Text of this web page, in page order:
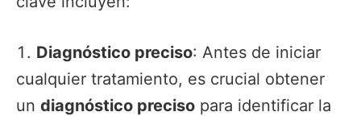
Diagnóstico preciso: Antes de iniciar
cualquier tratamiento, es crucial obtener
un diagnóstico preciso para identificar la